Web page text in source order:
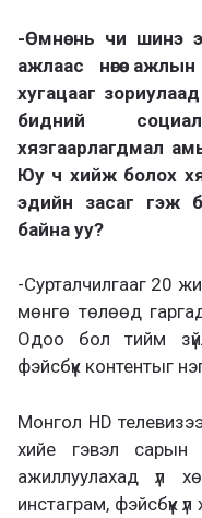
-Өмнө нь чи шинэ
ажлаас нөгөө
хугацааг зориулаад
бидний
хязгаарлагдмал
Юу ч хийж болох
эдийн засаг гэж
байна уу?
-Сурталчилгааг 20
мөнгө төлөөд
Одоо бол тийм
фэйсбүүк контентыг
Монгол HD
хийе гэвэл сарын
ажиллуулахад үл
инстаграм, фэйсбүүк